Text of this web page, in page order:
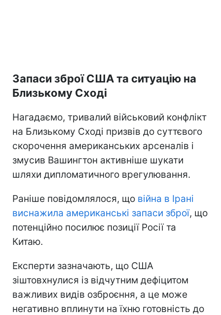
Запаси зброї США та ситуацію на
Близькому Сході
Нагадаємо, тривалий військовий конфлікт
на Близькому Сході призвів до суттєвого
скорочення американських арсеналів і
змусив Вашингтон активніше шукати
шляхи дипломатичного врегулювання.
Раніше повідомлялося, що війна в Ірані
виснажила американські запаси зброї, що
потенційно посилює позиції Росії та
Китаю.
Експерти зазначають, що США
зіштовхнулися із відчутним дефіцитом
важливих видів озброєння, а це може
негативно вплинути на їхню готовність до